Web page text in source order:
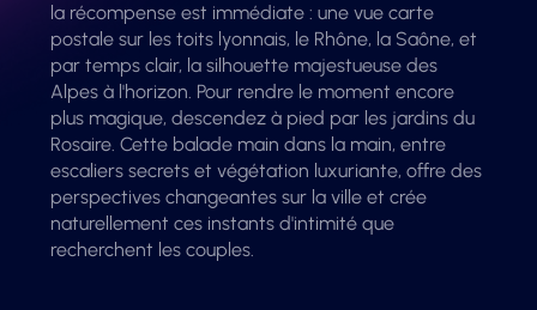
la récompense est immédiate : une vue carte
postale sur les toits lyonnais, le Rhône, la Saône, et
par temps clair, la silhouette majestueuse des
Alpes à l'horizon. Pour rendre le moment encore
plus magique, descendez à pied par les jardins du
Rosaire. Cette balade main dans la main, entre
escaliers secrets et végétation luxuriante, offre des
perspectives changeantes sur la ville et crée
naturellement ces instants d'intimité que
recherchent les couples.